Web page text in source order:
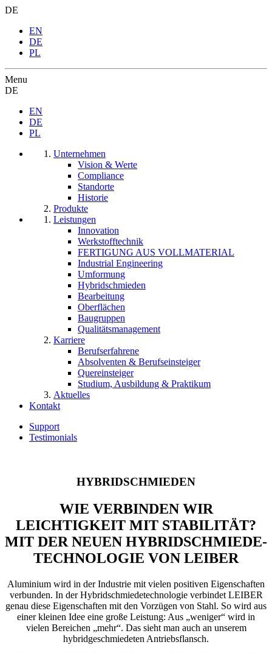
DE
EN
DE
PL
Menu
DE
EN
DE
PL
Unternehmen
Vision & Werte
Compliance
Standorte
Historie
Produkte
Leistungen
Innovation
Werkstofftechnik
FERTIGUNG AUS VOLLMATERIAL
Industrial Engineering
Umformung
Hybridschmieden
Bearbeitung
Oberflächen
Baugruppen
Qualitätsmanagement
Karriere
Berufserfahrene
Absolventen & Berufseinsteiger
Quereinsteiger
Studium, Ausbildung & Praktikum
Aktuelles
Kontakt
Support
Testimonials
HYBRIDSCHMIEDEN
WIE VERBINDEN WIR
LEICHTIGKEIT MIT STABILITÄT?
MIT DER NEUEN HYBRIDSCHMIEDE-
TECHNOLOGIE VON LEIBER
Aluminium wird in der Industrie mit vielen positiven Eigenschaften
verbunden. In der Hybridschmiedetechnologie verbindet LEIBER
genau diese Eigenschaften mit den Vorzügen von Stahl. So wird aus
einer kleinen Idee eine große Leistung: Aus „weniger“ wird in
vielen Bereichen „mehr“. Das sieht man auch an unserem
hybridgeschmiedeten Antriebsflansch.